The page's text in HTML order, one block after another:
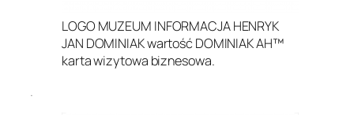
LOGO MUZEUM INFORMACJA HENRYK
JAN DOMINIAK wartość DOMINIAK AH™
karta wizytowa biznesowa.
.